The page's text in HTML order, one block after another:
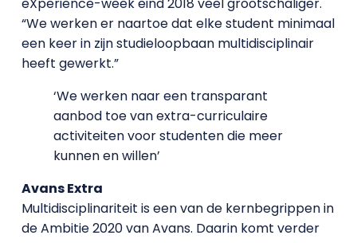
eXperience-week eind 2018 veel grootschaliger.
“We werken er naartoe dat elke student minimaal
een keer in zijn studieloopbaan multidisciplinair
heeft gewerkt.”
‘We werken naar een transparant
aanbod toe van extra-curriculaire
activiteiten voor studenten die meer
kunnen en willen’
Avans Extra
Multidisciplinariteit is een van de kernbegrippen in
de Ambitie 2020 van Avans. Daarin komt verder